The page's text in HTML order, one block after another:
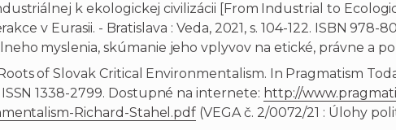
k ekologickej civilizácii [From Industrial to
v Eurasii. - Bratislava : Veda, 2021, s. 104-122. ISBN 978-
myslenia, skúmanie jeho vplyvov na etické, právne a
of Slovak Critical Environmentalism. In Pragmatism
ISSN 1338-2799. Dostupné na internete: http://
Richard-Stahel.pdf (VEGA č. 2/0072/21 : Úlohy